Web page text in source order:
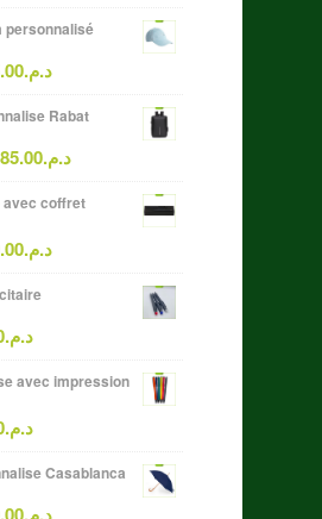
personnalisé
د.م.
Rabat
د.م.
coffret
د.م.
د.م.
avec impression
د.م.
Casablanca